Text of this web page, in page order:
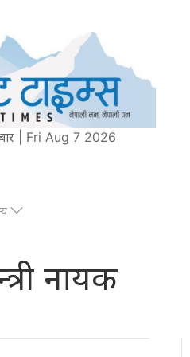
| Fri Aug 7 2026
नायक